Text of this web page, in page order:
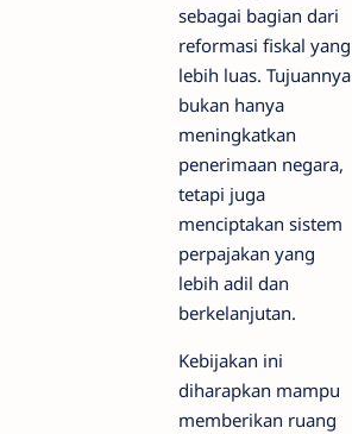
sebagai bagian dari
reformasi fiskal yang
lebih luas. Tujuannya
bukan hanya
meningkatkan
penerimaan negara,
tetapi juga
menciptakan sistem
perpajakan yang
lebih adil dan
berkelanjutan.
Kebijakan ini
diharapkan mampu
memberikan ruang